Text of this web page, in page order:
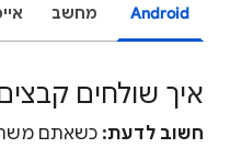
Android מחשב
איך שולחים
חשוב לדעת: